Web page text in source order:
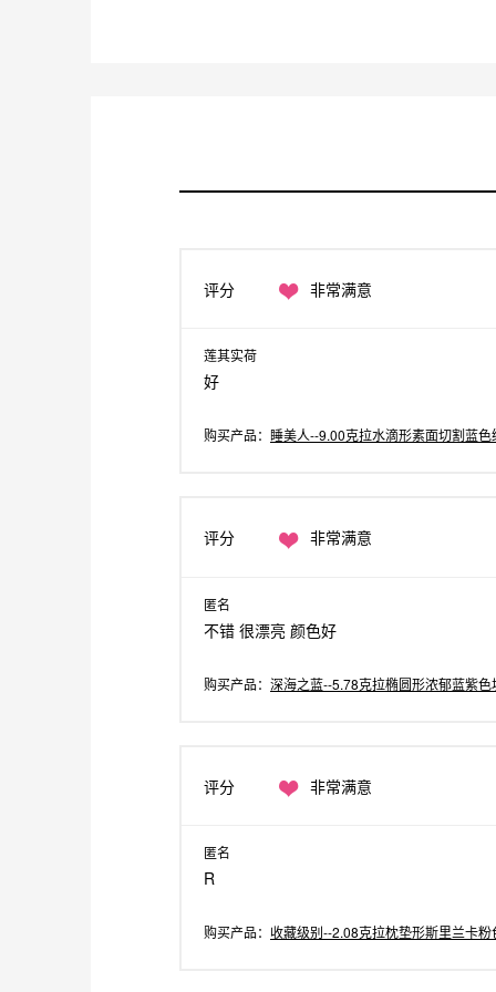
评分 非常满意
莲其实荷
好
购买产品： 睡美人--9.00克拉水滴形素面切割蓝色
评分 非常满意
匿名
不错 很漂亮 颜色好
购买产品： 深海之蓝--5.78克拉椭圆形浓郁蓝紫色
评分 非常满意
匿名
R
购买产品： 收藏级别--2.08克拉枕垫形斯里兰卡粉